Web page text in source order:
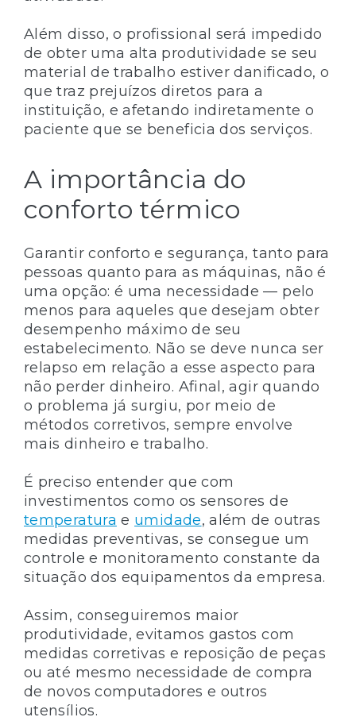
Além disso, o profissional será impedido
de obter uma alta produtividade se seu
material de trabalho estiver danificado, o
que traz prejuízos diretos para a
instituição, e afetando indiretamente o
paciente que se beneficia dos serviços.
A importância do
conforto térmico
Garantir conforto e segurança, tanto para
pessoas quanto para as máquinas, não é
uma opção: é uma necessidade — pelo
menos para aqueles que desejam obter
desempenho máximo de seu
estabelecimento. Não se deve nunca ser
relapso em relação a esse aspecto para
não perder dinheiro. Afinal, agir quando
o problema já surgiu, por meio de
métodos corretivos, sempre envolve
mais dinheiro e trabalho.
É preciso entender que com
investimentos como os sensores de
temperatura e umidade, além de outras
medidas preventivas, se consegue um
controle e monitoramento constante da
situação dos equipamentos da empresa.
Assim, conseguiremos maior
produtividade, evitamos gastos com
medidas corretivas e reposição de peças
ou até mesmo necessidade de compra
de novos computadores e outros
utensílios.